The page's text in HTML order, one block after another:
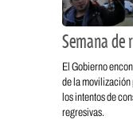
Semana de
El Gobierno
de la movilización
los intentos de
regresivas.